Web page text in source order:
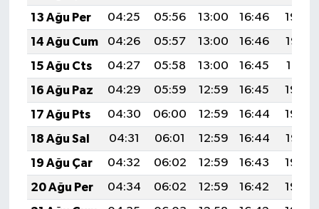
13 Ağu Per
04:25 05:56 13:00 16:46
19:54
14 Ağu Cum
04:26 05:57 13:00 16:46
19:52
15 Ağu Cts
04:27 05:58 13:00 16:45
19:51
16 Ağu Paz
04:29 05:59 12:59 16:45
19:50
17 Ağu Pts
04:30 06:00 12:59 16:44
19:49
18 Ağu Sal
04:31 06:01 12:59 16:44
19:47
19 Ağu Çar
04:32 06:02 12:59 16:43
19:46
20 Ağu Per
04:34 06:02 12:59 16:42
19:45